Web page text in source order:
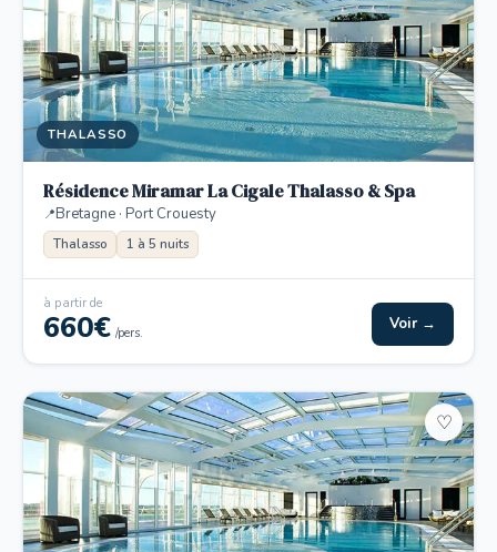
THALASSO
Résidence Miramar La Cigale Thalasso & Spa
Bretagne · Port Crouesty
Thalasso 1 à 5 nuits
à partir de
660€ /pers. Voir →
♡